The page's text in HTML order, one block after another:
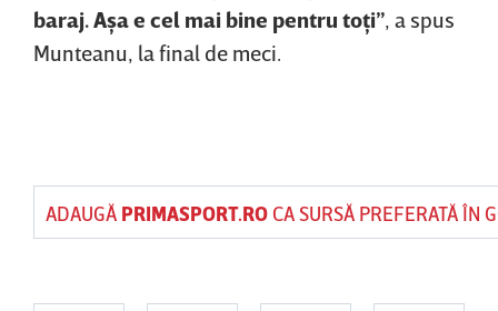
baraj. Aşa e cel mai bine pentru toţi” , a spus
Munteanu, la final de meci.
ADAUGĂ PRIMASPORT.ROCA SURSĂ PREFERATĂ ÎN